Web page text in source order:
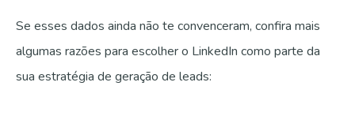
Se esses dados ainda não te convenceram, confira mais
algumas razões para escolher o LinkedIn como parte da
sua estratégia de geração de leads: